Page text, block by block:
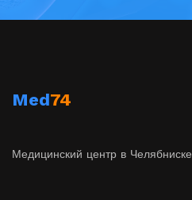
Med74
Медицинский центр в Челябниске